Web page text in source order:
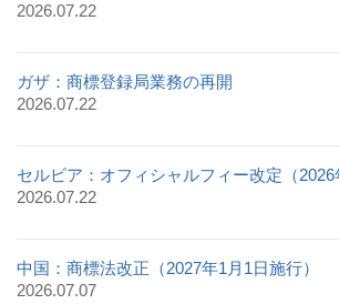
2026.07.22
ガザ：商標登録局業務の再開
2026.07.22
セルビア：オフィシャルフィー改定（2026
2026.07.22
中国：商標法改正（2027年1月1日施行）
2026.07.07